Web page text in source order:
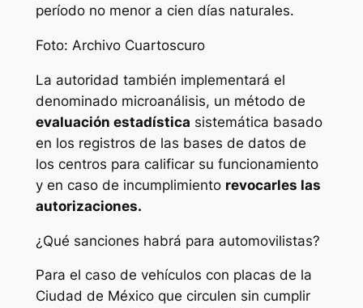
período no menor a cien días naturales.
Foto: Archivo Cuartoscuro
La autoridad también implementará el
denominado microanálisis, un método de
evaluación estadística sistemática basado
en los registros de las bases de datos de
los centros para calificar su funcionamiento
y en caso de incumplimiento revocarles las
autorizaciones.
¿Qué sanciones habrá para automovilistas?
Para el caso de vehículos con placas de la
Ciudad de México que circulen sin cumplir